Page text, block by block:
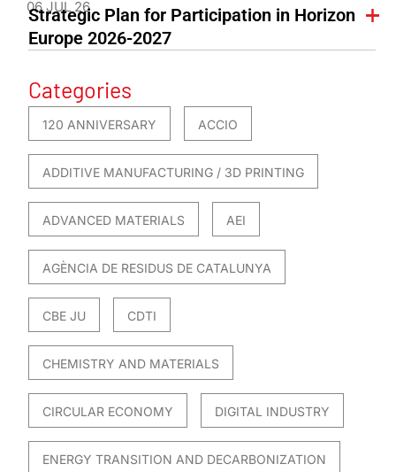
06 JUL 26
Strategic Plan for Participation in Horizon
Europe 2026-2027
Categories
120 ANNIVERSARY ACCIO
ADDITIVE MANUFACTURING / 3D PRINTING
ADVANCED MATERIALS AEI
AGÈNCIA DE RESIDUS DE CATALUNYA
CBE JU CDTI
CHEMISTRY AND MATERIALS
CIRCULAR ECONOMY DIGITAL INDUSTRY
ENERGY TRANSITION AND DECARBONIZATION